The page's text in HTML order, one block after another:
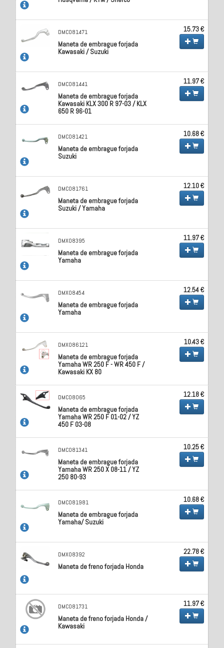
DMC081471
Maneta de embrague forjada
Kawasaki / Suzuki
15.73 €
DMC081441
Maneta de embrague forjada
Kawasaki KLX 300 R 97-03 / KLX
650 R 96-01
11.97 €
DMC081421
Maneta de embrague forjada
Suzuki
10.68 €
DMC081761
Maneta de embrague forjada
Suzuki / Yamaha
12.10 €
DMX08395
Maneta de embrague forjada
Yamaha
11.97 €
DMX08454
Maneta de embrague forjada
Yamaha
12.54 €
DMX086121
Maneta de embrague forjada
Yamaha WR 250 F - WR 450 F /
Kawasaki KX 80
10.43 €
DMC08065
Maneta de embrague forjada
Yamaha WR 250 F 01-02 / YZ
450 F 03-08
12.18 €
DMC081341
Maneta de embrague forjada
Yamaha WR 250 X 08-11 / YZ
250 80-93
10.25 €
DMC081981
Maneta de embrague forjada
Yamaha/ Suzuki
10.68 €
DMX08392
Maneta de freno forjada Honda
22.78 €
DMC081731
Maneta de freno forjada Honda /
Kawasaki
11.97 €